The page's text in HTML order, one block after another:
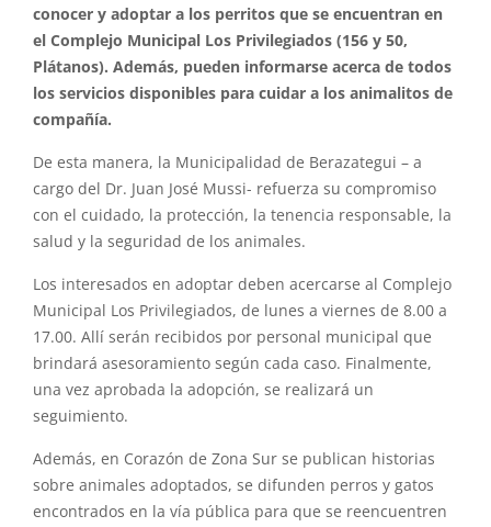
conocer y adoptar a los perritos que se encuentran en
el Complejo Municipal Los Privilegiados (156 y 50,
Plátanos). Además, pueden informarse acerca de todos
los servicios disponibles para cuidar a los animalitos de
compañía.
De esta manera, la Municipalidad de Berazategui – a
cargo del Dr. Juan José Mussi- refuerza su compromiso
con el cuidado, la protección, la tenencia responsable, la
salud y la seguridad de los animales.
Los interesados en adoptar deben acercarse al Complejo
Municipal Los Privilegiados, de lunes a viernes de 8.00 a
17.00. Allí serán recibidos por personal municipal que
brindará asesoramiento según cada caso. Finalmente,
una vez aprobada la adopción, se realizará un
seguimiento.
Además, en Corazón de Zona Sur se publican historias
sobre animales adoptados, se difunden perros y gatos
encontrados en la vía pública para que se reencuentren